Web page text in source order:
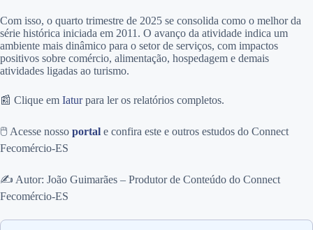
Com isso, o quarto trimestre de 2025 se consolida como o melhor da
série histórica iniciada em 2011. O avanço da atividade indica um
ambiente mais dinâmico para o setor de serviços, com impactos
positivos sobre comércio, alimentação, hospedagem e demais
atividades ligadas ao turismo.
📰 Clique em Iaturpara ler os relatórios completos.
🖱️ Acesse nosso portal e confira este e outros estudos do Connect
Fecomércio-ES
✍️ Autor: João Guimarães – Produtor de Conteúdo do Connect
Fecomércio-ES